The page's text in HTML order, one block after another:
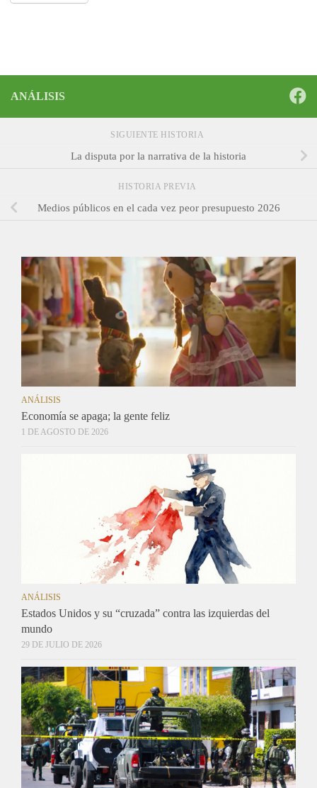
ANÁLISIS
SIGUIENTE HISTORIA
La disputa por la narrativa de la historia
HISTORIA PREVIA
Medios públicos en el cada vez peor presupuesto 2026
ANÁLISIS
Economía se apaga; la gente feliz
1 DE AGOSTO DE 2026
ANÁLISIS
Estados Unidos y su “cruzada” contra las izquierdas del
mundo
29 DE JULIO DE 2026